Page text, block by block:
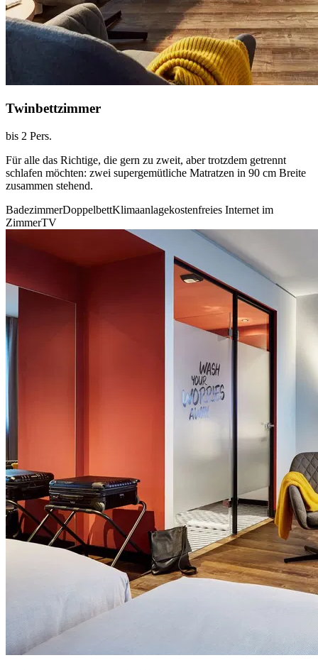
Twinbettzimmer
bis 2 Pers.
Für alle das Richtige, die gern zu zweit, aber trotzdem getrennt
schlafen möchten: zwei supergemütliche Matratzen in 90 cm Breite
zusammen stehend.
BadezimmerDoppelbettKlimaanlagekostenfreies Internet im
ZimmerTV